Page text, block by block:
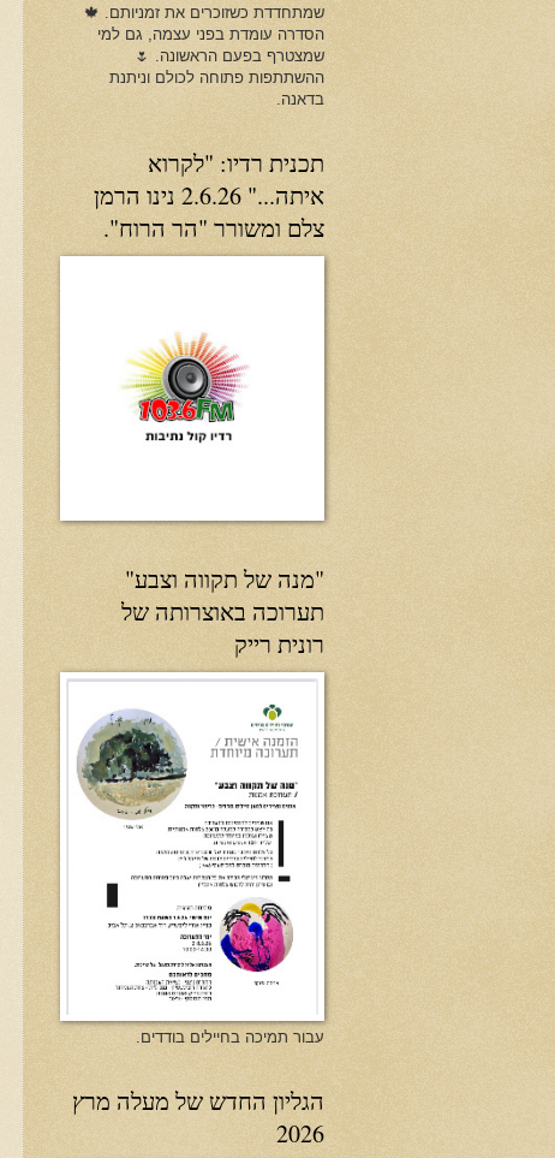
שמתחדדת כשזוכרים את זמניותם. 🍁
הסדרה עומדת בפני עצמה, גם למי
שמצטרף בפעם הראשונה. 🌷
ההשתתפות פתוחה לכולם וניתנת
בדאנה.
תכנית רדיו: "לקרוא
איתה..." 2.6.26 נינו הרמן
צלם ומשורר "הר הרוח".
"מנה של תקווה וצבע"
תערוכה באוצרותה של
רונית רייק
עבור תמיכה בחיילים בודדים.
הגליון החדש של מעלה מרץ
2026